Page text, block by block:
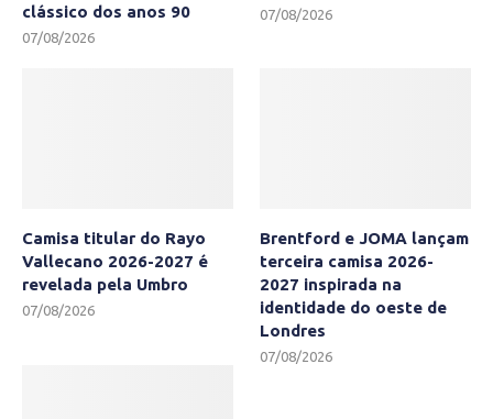
clássico dos anos 90
07/08/2026
07/08/2026
Camisa titular do Rayo
Vallecano 2026-2027 é
revelada pela Umbro
07/08/2026
Brentford e JOMA lançam
terceira camisa 2026-
2027 inspirada na
identidade do oeste de
Londres
07/08/2026